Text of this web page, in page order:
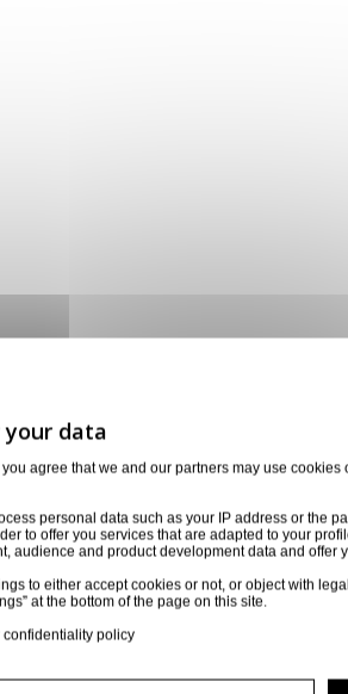
LUCIOLE 48V 20mA
agree that we and our partners may use
personal data such as your IP address or the
to offer you services that are adapted to your
audience and product development data and offer
to either accept cookies or not, or object with
at the bottom of the page on this site.
confidentiality policy